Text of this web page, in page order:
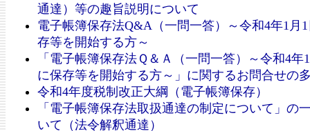
通達）等の趣旨説明について
電子帳簿保存法Q&A（一問一答）～令和4年1月
存等を開始する方～
「電子帳簿保存法Ｑ＆Ａ（一問一答）～令和4年
に保存等を開始する方～」に関するお問合せの
令和4年度税制改正大綱（電子帳簿保存）
「電子帳簿保存法取扱通達の制定について」の
いて（法令解釈通達）